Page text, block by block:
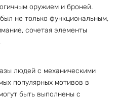
оружием и броней.
не только функциональным,
сочетая элементы
людей с механическими
популярных мотивов в
быть выполнены с